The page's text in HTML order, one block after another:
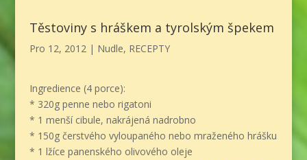
Těstoviny s hráškem a tyrolským špekem
Pro 12, 2012| Nudle, RECEPTY
Ingredience (4 porce):
* 320g penne nebo rigatoni
* 1 menší cibule, nakrájená nadrobno
* 150g čerstvého vyloupaného nebo mraženého hrášku
* 1 lžíce panenského olivového oleje